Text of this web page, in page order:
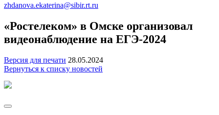
zhdanova.ekaterina@sibir.rt.ru
«Ростелеком» в Омске организовал
видеонаблюдение на ЕГЭ-2024
Версия для печати 28.05.2024
Вернуться к списку новостей